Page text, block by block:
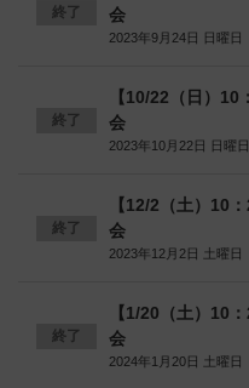
終了
会
2023年9月24日 日曜日
終了
【10/22（日）
会
2023年10月22日 日曜日
終了
【12/2（土）10
会
2023年12月2日 土曜日
終了
【1/20（土）10
会
2024年1月20日 土曜日